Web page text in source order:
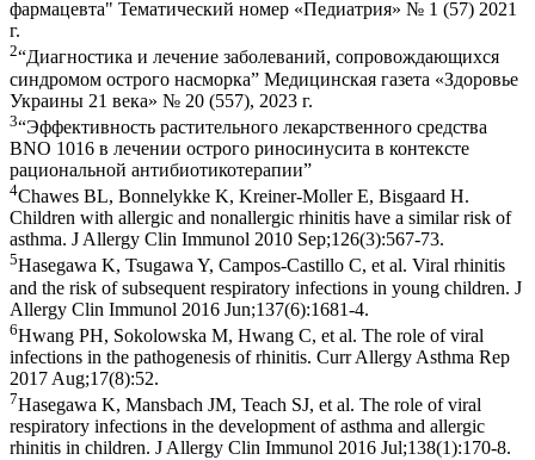
фармацевта" Тематический номер «Педиатрия» № 1 (57) 2021
г.
2“Диагностика и лечение заболеваний, сопровождающихся
синдромом острого насморка” Медицинская газета «Здоровье
Украины 21 века» № 20 (557), 2023 г.
3“Эффективность растительного лекарственного средства
BNO 1016 в лечении острого риносинусита в контексте
рациональной антибиотикотерапии”
4Chawes BL, Bonnelykke K, Kreiner-Moller E, Bisgaard H.
Children with allergic and nonallergic rhinitis have a similar risk of
asthma. J Allergy Clin Immunol 2010 Sep;126(3):567-73.
5Hasegawa K, Tsugawa Y, Campos-Castillo C, et al. Viral rhinitis
and the risk of subsequent respiratory infections in young children. J
Allergy Clin Immunol 2016 Jun;137(6):1681-4.
6Hwang PH, Sokolowska M, Hwang C, et al. The role of viral
infections in the pathogenesis of rhinitis. Curr Allergy Asthma Rep
2017 Aug;17(8):52.
7Hasegawa K, Mansbach JM, Teach SJ, et al. The role of viral
respiratory infections in the development of asthma and allergic
rhinitis in children. J Allergy Clin Immunol 2016 Jul;138(1):170-8.